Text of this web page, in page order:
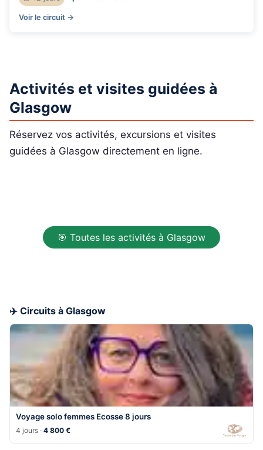
Voir le circuit →
Activités et visites guidées à
Glasgow
Réservez vos activités, excursions et visites
guidées à Glasgow directement en ligne.
🎯 Toutes les activités à Glasgow
✈️ Circuits à Glasgow
Voyage solo femmes Ecosse 8 jours
4 jours ·4 800 €